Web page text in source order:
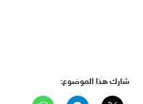
شارك هذا الموضوع: